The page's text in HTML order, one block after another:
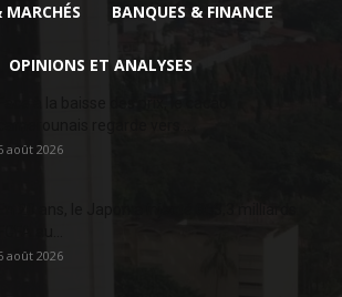
MARCHÉS BANQUES & FINANCE
OPINIONS ET ANALYSES
août 2026
août 2026